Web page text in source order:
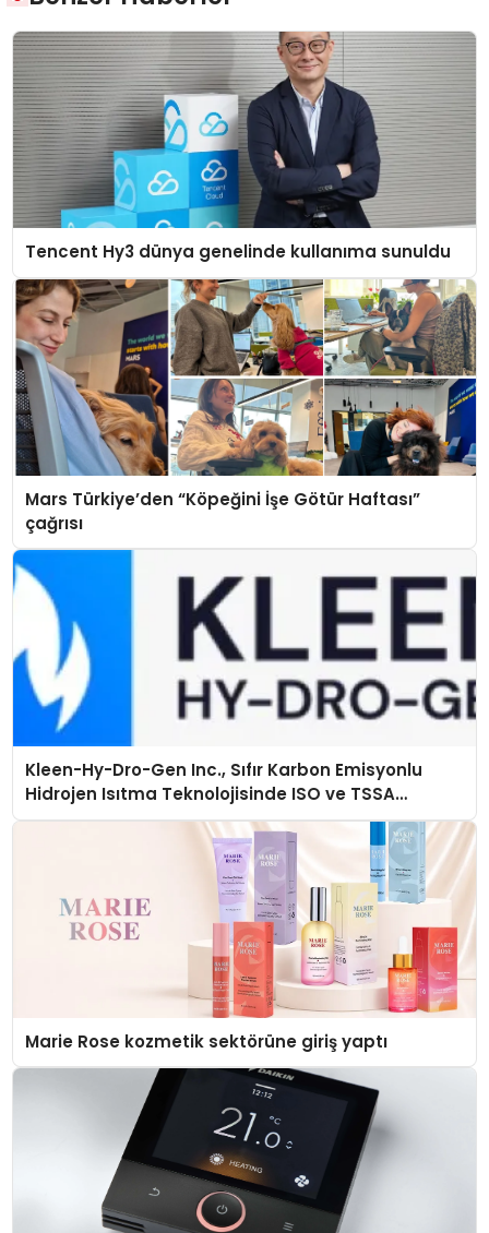
Tencent Hy3 dünya genelinde kullanıma sunuldu
Mars Türkiye’den “Köpeğini İşe Götür Haftası”
çağrısı
Kleen-Hy-Dro-Gen Inc., Sıfır Karbon Emisyonlu
Hidrojen Isıtma Teknolojisinde ISO ve TSSA
Düzenleyici Onaylarını Aldı
Marie Rose kozmetik sektörüne giriş yaptı